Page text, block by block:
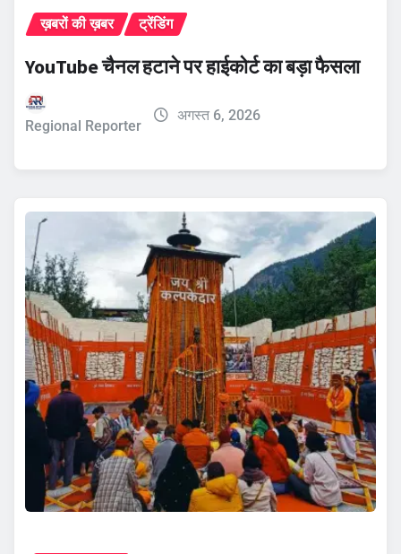
ख़बरों की ख़बर ट्रेंडिंग
YouTube चैनल हटाने पर हाईकोर्ट का बड़ा फैसला
Regional Reporter
अगस्त 6, 2026